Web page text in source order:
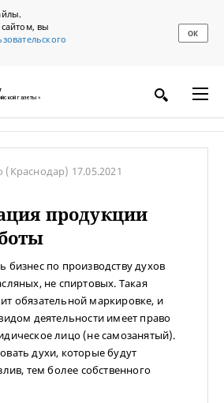
вы
ОК
газеты»
(Краснодар) 17.05.2021
продукции
бизнес по производству духов
не спиртовых. Такая
обязательной маркировке, и
деятельности имеет право
лицо (не самозанятый).
духи, которые будут
тем более собственного